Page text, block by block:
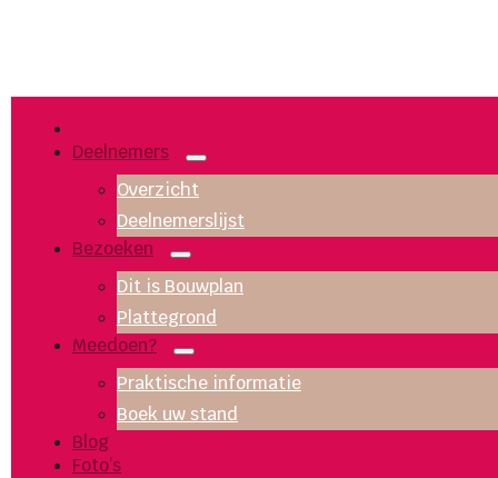
Deelnemers
Overzicht
Deelnemerslijst
Bezoeken
Dit is Bouwplan
Plattegrond
Meedoen?
Praktische informatie
Boek uw stand
Blog
Foto’s